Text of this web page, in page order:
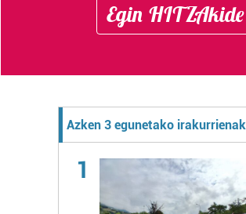
Egin HITZAkide
Azken 3 egunetako irakurrienak
1